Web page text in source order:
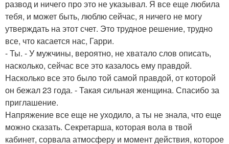
развод и ничего про это не указывал. Я все еще любила
тебя, и может быть, люблю сейчас, я ничего не могу
утверждать на этот счет. Это трудное решение, трудно
все, что касается нас, Гарри.
- Ты. - У мужчины, вероятно, не хватало слов описать,
насколько, сейчас все это казалось ему правдой.
Насколько все это было той самой правдой, от которой
он бежал 23 года. - Такая сильная женщина. Спасибо за
приглашение.
Напряжение все еще не уходило, а ты не знала, что еще
можно сказать. Секретарша, которая вола в твой
кабинет, сорвала атмосферу и момент действия, которое